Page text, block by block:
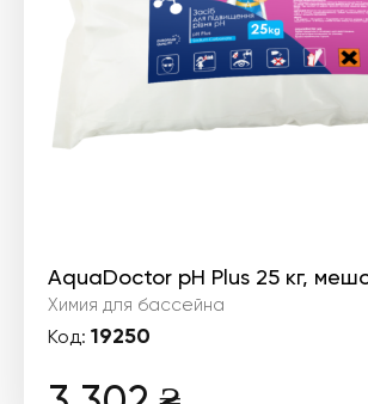
AquaDoctor pH Plus 25 кг,
Химия для бассейна
Код: 19250